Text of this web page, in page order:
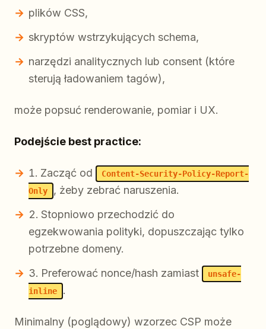
plików CSS,
skryptów wstrzykujących schema,
narzędzi analitycznych lub consent (które
sterują ładowaniem tagów),
może popsuć renderowanie, pomiar i UX.
Podejście best practice:
Zacząć od
Content-Security-Policy-Report-
Only
, żeby zebrać naruszenia.
Stopniowo przechodzić do
egzekwowania polityki, dopuszczając tylko
potrzebne domeny.
Preferować nonce/hash zamiast
unsafe-
inline
.
Minimalny (poglądowy) wzorzec CSP może